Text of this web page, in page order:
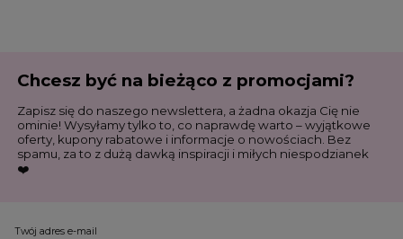
Chcesz być na bieżąco z promocjami?
Zapisz się do naszego newslettera, a żadna okazja Cię nie
ominie! Wysyłamy tylko to, co naprawdę warto – wyjątkowe
oferty, kupony rabatowe i informacje o nowościach. Bez
spamu, za to z dużą dawką inspiracji i miłych niespodzianek
❤️
Twój adres e-mail